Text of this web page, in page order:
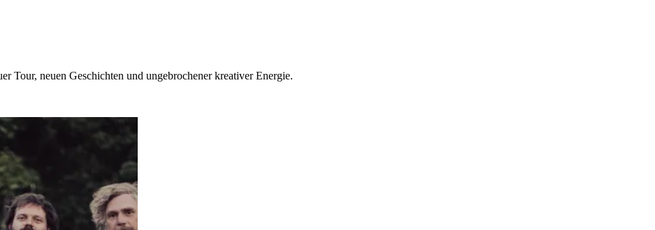
Tour, neuen Geschichten und ungebrochener kreativer Energie.